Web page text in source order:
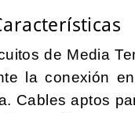
de Media
la conexión
Cables aptos